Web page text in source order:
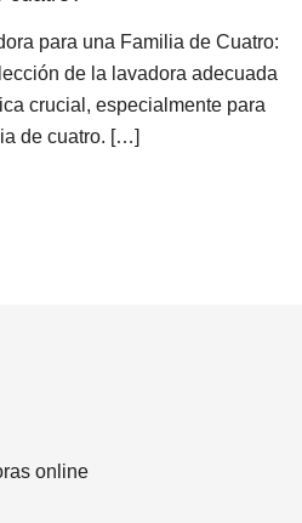
para una Familia de Cuatro:
de la lavadora adecuada
crucial, especialmente para
de cuatro. […]
online